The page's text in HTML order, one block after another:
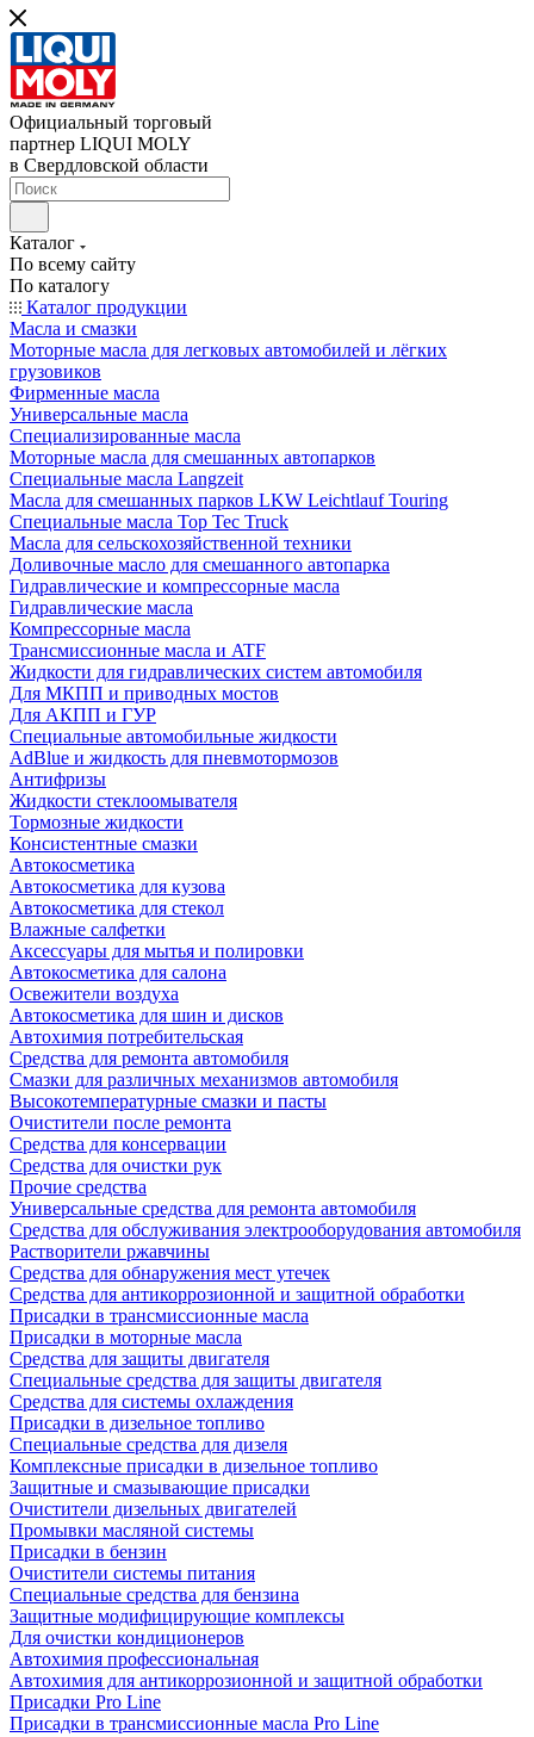
Официальный торговый
партнер LIQUI MOLY
в Свердловской области
Каталог
По всему сайту
По каталогу
Каталог продукции
Масла и смазки
Моторные масла для легковых автомобилей и лёгких
грузовиков
Фирменные масла
Универсальные масла
Специализированные масла
Моторные масла для смешанных автопарков
Специальные масла Langzeit
Масла для смешанных парков LKW Leichtlauf Touring
Специальные масла Top Tec Truck
Масла для сельскохозяйственной техники
Доливочные масло для смешанного автопарка
Гидравлические и компрессорные масла
Гидравлические масла
Компрессорные масла
Трансмиссионные масла и ATF
Жидкости для гидравлических систем автомобиля
Для МКПП и приводных мостов
Для АКПП и ГУР
Специальные автомобильные жидкости
AdBlue и жидкость для пневмотормозов
Антифризы
Жидкости стеклоомывателя
Тормозные жидкости
Консистентные смазки
Автокосметика
Автокосметика для кузова
Автокосметика для стекол
Влажные салфетки
Аксессуары для мытья и полировки
Автокосметика для салона
Освежители воздуха
Автокосметика для шин и дисков
Автохимия потребительская
Средства для ремонта автомобиля
Смазки для различных механизмов автомобиля
Высокотемпературные смазки и пасты
Очистители после ремонта
Средства для консервации
Средства для очистки рук
Прочие средства
Универсальные средства для ремонта автомобиля
Средства для обслуживания электрооборудования автомобиля
Растворители ржавчины
Средства для обнаружения мест утечек
Средства для антикоррозионной и защитной обработки
Присадки в трансмиссионные масла
Присадки в моторные масла
Средства для защиты двигателя
Специальныe средства для защиты двигателя
Средства для системы охлаждения
Присадки в дизельное топливо
Спeциальные средства для дизеля
Комплексные присадки в дизельное топливо
Защитные и смазывающие присадки
Очистители дизельных двигателей
Промывки масляной системы
Присадки в бензин
Очистители системы питания
Специальные срeдства для бензина
Защитные модифицирующие комплексы
Для очистки кондиционеров
Автохимия профессиональная
Автохимия для антикоррозионной и защитной обработки
Присадки Pro Line
Присадки в трансмиссионные масла Pro Line